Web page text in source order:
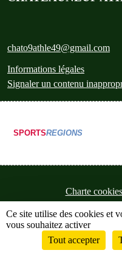
chato9athle49@gmail.com
Informations légales
Signaler un contenu
SPORTSREGIONS
Charte cookies
Envie de participer ?
Ce site utilise des cookies et
vous souhaitez activer
Tout accepter